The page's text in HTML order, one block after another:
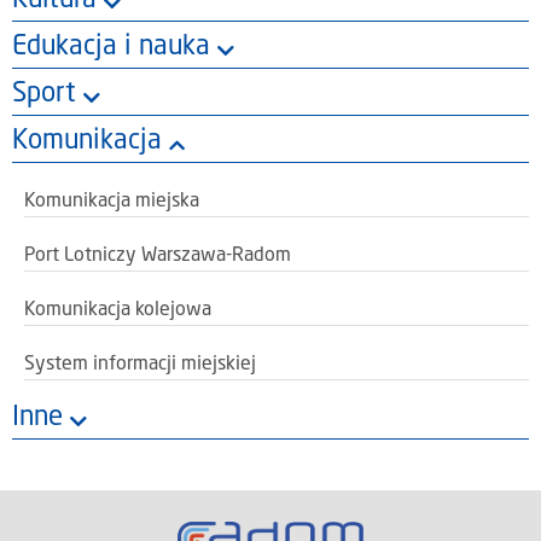
Edukacja i nauka
Sport
Komunikacja
Komunikacja miejska
Port Lotniczy Warszawa-Radom
Komunikacja kolejowa
System informacji miejskiej
Inne